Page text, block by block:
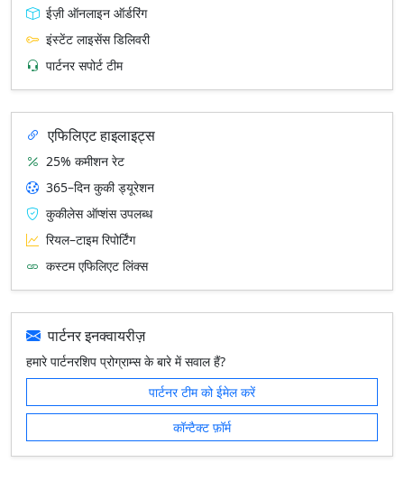
ईज़ी ऑनलाइन ऑर्डरिंग
इंस्टेंट लाइसेंस डिलिवरी
पार्टनर सपोर्ट टीम
एफिलिएट हाइलाइट्स
25% कमीशन रेट
365–दिन कुकी ड्यूरेशन
कुकीलेस ऑप्शंस उपलब्ध
रियल–टाइम रिपोर्टिंग
कस्टम एफिलिएट लिंक्स
पार्टनर इनक्वायरीज़
हमारे पार्टनरशिप प्रोग्राम्स के बारे में सवाल हैं?
पार्टनर टीम को ईमेल करें
कॉन्टैक्ट फ़ॉर्म